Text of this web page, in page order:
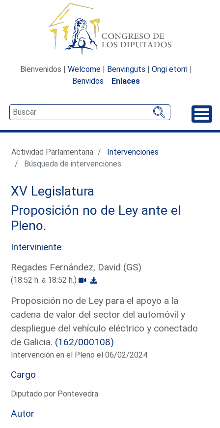
Bienvenidos | Welcome | Benvinguts | Ongi etorri |
Benvidos
Enlaces
Actividad Parlamentaria
Intervenciones
Búsqueda de intervenciones
XV Legislatura
Proposición no de Ley ante el
Pleno.
Interviniente
Regades Fernández, David (GS)
(18:52 h. a 18:52 h.)
Proposición no de Ley para el apoyo a la
cadena de valor del sector del automóvil y
despliegue del vehículo eléctrico y conectado
de Galicia. (162/000108)
Intervención en el Pleno el 06/02/2024
Cargo
Diputado por Pontevedra
Autor